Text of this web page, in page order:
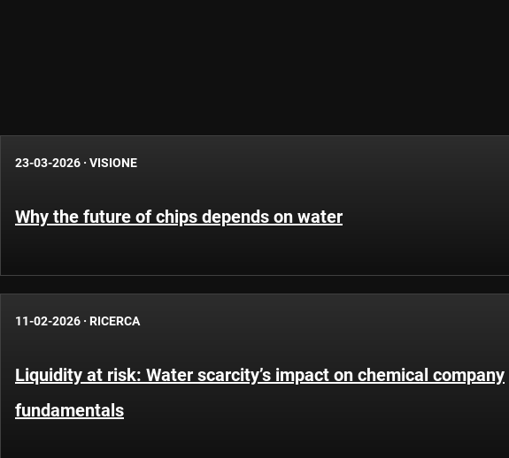
23-03-2026 · VISIONE
Why the future of chips depends on water
11-02-2026 · RICERCA
Liquidity at risk: Water scarcity’s impact on chemical company
fundamentals